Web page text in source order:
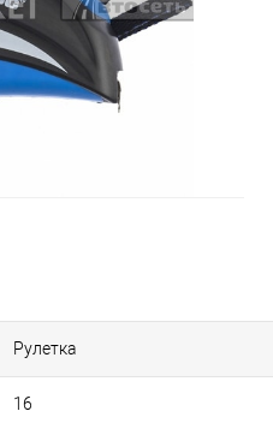
Рулетка
16